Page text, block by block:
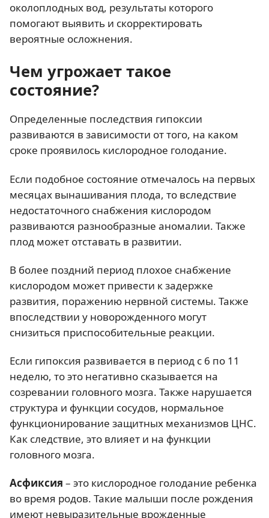
околоплодных вод, результаты которого
помогают выявить и скорректировать
вероятные осложнения.
Чем угрожает такое
состояние?
Определенные последствия гипоксии
развиваются в зависимости от того, на каком
сроке проявилось кислородное голодание.
Если подобное состояние отмечалось на первых
месяцах вынашивания плода, то вследствие
недостаточного снабжения кислородом
развиваются разнообразные аномалии. Также
плод может отставать в развитии.
В более поздний период плохое снабжение
кислородом может привести к задержке
развития, поражению нервной системы. Также
впоследствии у новорожденного могут
снизиться приспособительные реакции.
Если гипоксия развивается в период с 6 по 11
неделю, то это негативно сказывается на
созревании головного мозга. Также нарушается
структура и функции сосудов, нормальное
функционирование защитных механизмов ЦНС.
Как следствие, это влияет и на функции
головного мозга.
Асфиксия – это кислородное голодание ребенка
во время родов. Такие малыши после рождения
имеют невыразительные врожденные